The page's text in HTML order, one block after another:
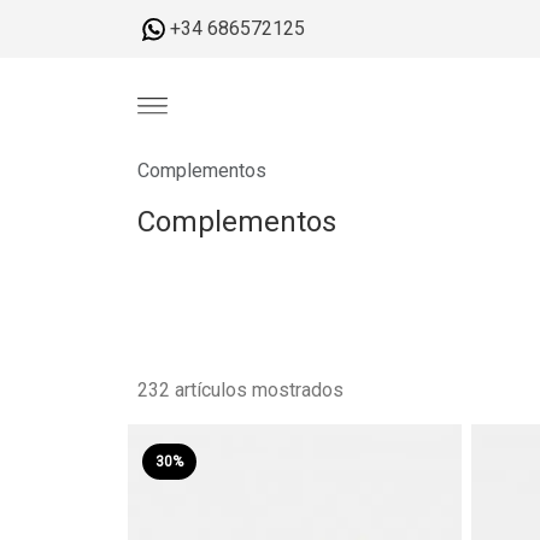
+34 686572125
Complementos
Complementos
232 artículos mostrados
30%